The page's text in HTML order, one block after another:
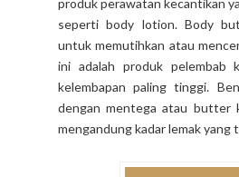
seperti body lotion. Body
untuk memutihkan atau
ini adalah produk pelembab
kelembapan paling tinggi.
dengan mentega atau butter
mengandung kadar lemak yang